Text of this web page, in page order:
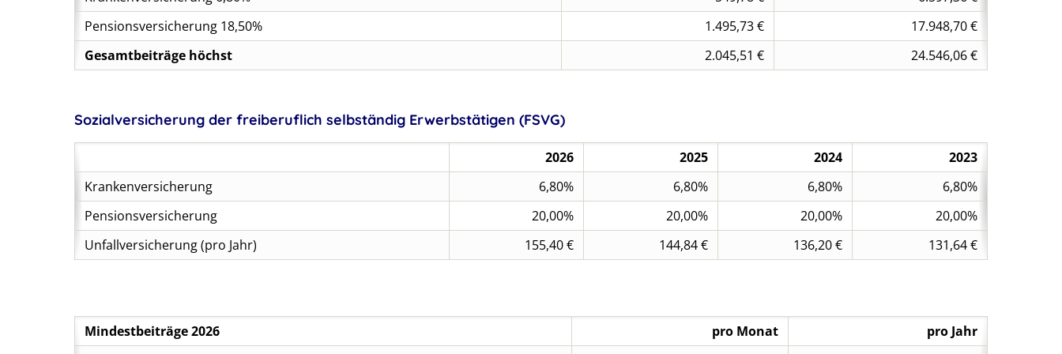
Pensionsversicherung 18,50%
1.495,73 €
17.948,70 €
Gesamtbeiträge höchst
2.045,51 € 24.546,06 €
Sozialversicherung der freiberuflich selbständig Erwerbstätigen (FSVG)
2026 2025 2024
2023
Krankenversicherung
6,80% 6,80% 6,80%
6,80%
Pensionsversicherung
20,00% 20,00% 20,00%
20,00%
Unfallversicherung (pro Jahr)
155,40 € 144,84 € 136,20 € 131,64 €
Mindestbeiträge 2026 pro Monat
pro Jahr